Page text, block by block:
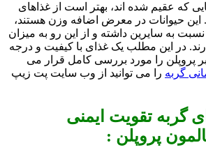
که عقیم شده اند، بهتر است از غذاهای
حیوانات در معرض اضافه وزن هستند،
به سایرین داشته و از این رو به میزان
در این مطلب یک غذای با کیفیت و درجه
پروپلن را مورد بررسی کامل قرار می
گربه را می توانید از وب سایت پت زیپ
گربه تقویت ایمنی
پروپلن :